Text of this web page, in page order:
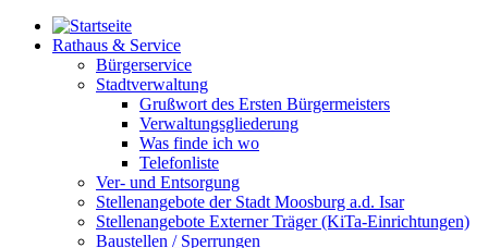
Rathaus & Service
Bürgerservice
Stadtverwaltung
Grußwort des Ersten Bürgermeisters
Verwaltungsgliederung
Was finde ich wo
Telefonliste
Ver- und Entsorgung
Stellenangebote der Stadt Moosburg a.d. Isar
Stellenangebote Externer Träger (KiTa-Einrichtungen)
Baustellen / Sperrungen